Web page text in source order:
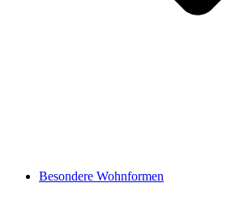
Besondere Wohnformen